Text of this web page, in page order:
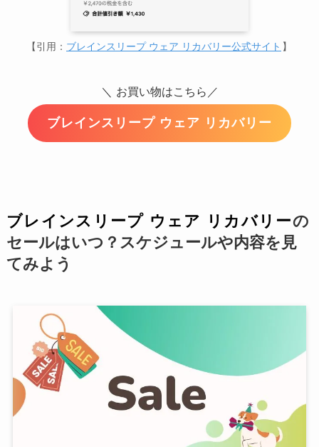
【引用： ブレインスリープ ウェア リカバリー公式サイト 】
＼ お買い物はこちら／
ブレインスリープ ウェア リカバリー
ブレインスリープ ウェア リカバリーの
セールはいつ？スケジュールや内容を見
てみよう